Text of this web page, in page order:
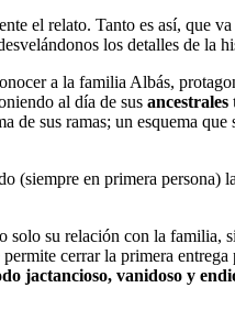
el relato. Tanto es así, que
los detalles de la
a la familia Albás,
al día de sus
sus ramas; un esquema
(siempre en primera
su relación con la familia,
cerrar la primera
jactancioso, vanidoso y